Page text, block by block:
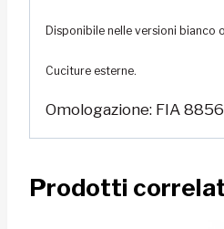
Disponibile nelle versioni bianco
Cuciture esterne.
Omologazione: FIA
Prodotti